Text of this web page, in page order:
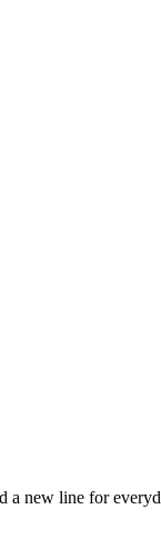
a new line for